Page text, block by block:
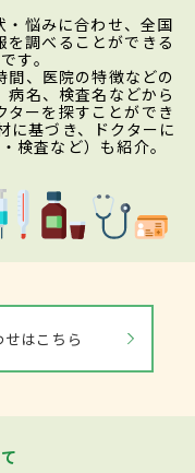
・悩みに合わせ、全国
調べることができる
す。
間、医院の特徴などの
名、検査名などから
ターを探すことができ
に基づき、ドクターに
検査など）も紹介。
はこちら